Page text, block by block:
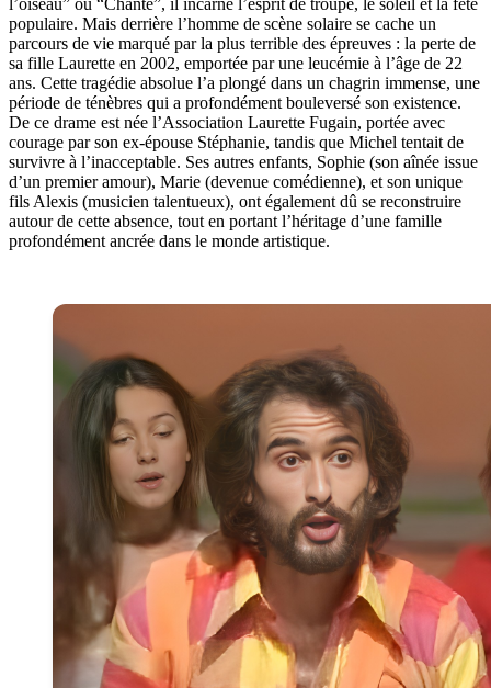
populaire. Mais derrière l’homme de scène solaire se cache un
parcours de vie marqué par la plus terrible des épreuves : la perte de
sa fille Laurette en 2002, emportée par une leucémie à l’âge de 22
ans. Cette tragédie absolue l’a plongé dans un chagrin immense, une
période de ténèbres qui a profondément bouleversé son existence.
De ce drame est née l’Association Laurette Fugain, portée avec
courage par son ex-épouse Stéphanie, tandis que Michel tentait de
survivre à l’inacceptable. Ses autres enfants, Sophie (son aînée issue
d’un premier amour), Marie (devenue comédienne), et son unique
fils Alexis (musicien talentueux), ont également dû se reconstruire
autour de cette absence, tout en portant l’héritage d’une famille
profondément ancrée dans le monde artistique.